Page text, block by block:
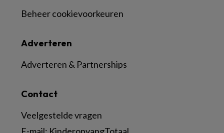
Contact
Veelgestelde vragen
Adverteren
Adverteren & Partnerships
Beheer cookievoorkeuren